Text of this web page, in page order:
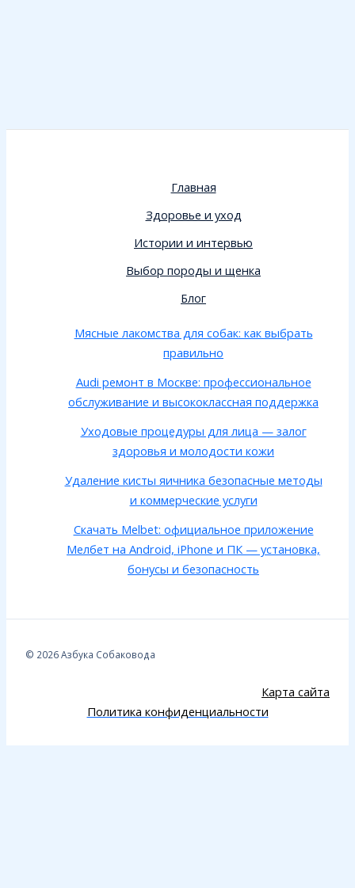
Главная
Здоровье и уход
Истории и интервью
Выбор породы и щенка
Блог
Мясные лакомства для собак: как выбрать
правильно
Audi ремонт в Москве: профессиональное
обслуживание и высококлассная поддержка
Уходовые процедуры для лица — залог
здоровья и молодости кожи
Удаление кисты яичника безопасные методы
и коммерческие услуги
Скачать Melbet: официальное приложение
Мелбет на Android, iPhone и ПК — установка,
бонусы и безопасность
© 2026 Азбука Собаковода
Карта сайта
Политика конфиденциальности